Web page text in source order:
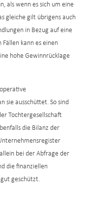
als wenn es sich um eine
gleiche gilt übrigens auch
in Bezug auf eine
kann es einen
hohe Gewinnrücklage
sie ausschüttet. So sind
Tochtergesellschaft
die Bilanz der
bei der Abfrage der
die finanziellen
geschützt.